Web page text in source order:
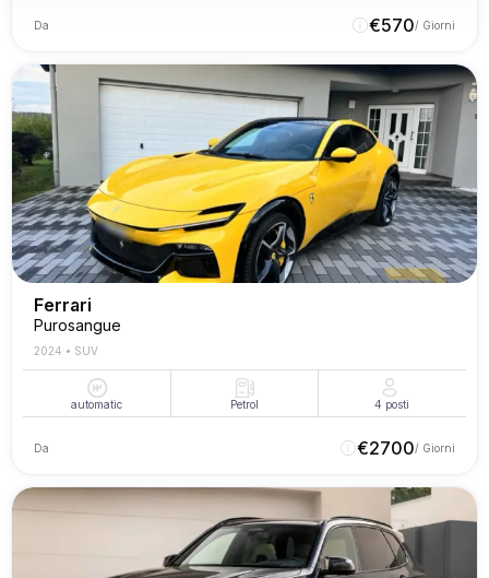
Da €570/ Giorni
Ferrari
Purosangue
2024 • SUV
automatic Petrol 4 posti
Da €2700/ Giorni